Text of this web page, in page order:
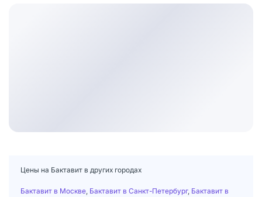
Цены на Бактавит в других городах
Бактавит в Москве Бактавит в Санкт-Петербург, Бактавит в